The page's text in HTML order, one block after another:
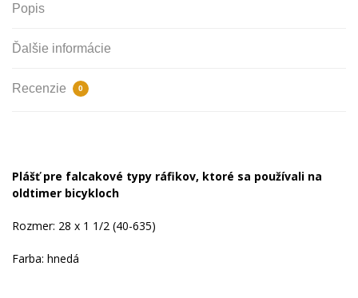
Popis
Ďalšie informácie
Recenzie 0
Plášť pre falcakové typy ráfikov, ktoré sa používali na
oldtimer bicykloch
Rozmer: 28 x 1 1/2 (40-635)
Farba: hnedá